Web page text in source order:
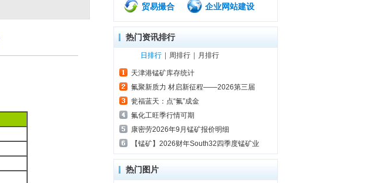
贸易撮合 企业网站建设
热门资讯排行
日排行 周排行 月排行
天津港锰矿库存统计
氟聚新质力 材启新征程——2026第三届
瓮福蓝天：点“氟”成金
氟化工旺季行情可期
康密劳2026年9月锰矿报价明细
【锰矿】2026财年South32四季度锰矿业
热门图片